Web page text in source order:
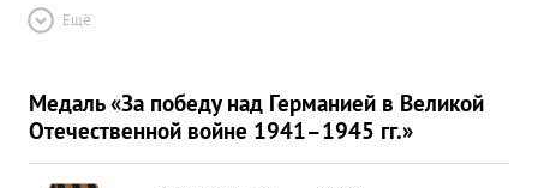
Ещё
Медаль «За победу над Германией в Великой
Отечественной войне 1941–1945 гг.»